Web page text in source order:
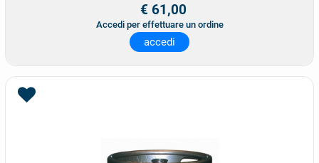
€ 61,00
Accedi per effettuare un ordine
accedi